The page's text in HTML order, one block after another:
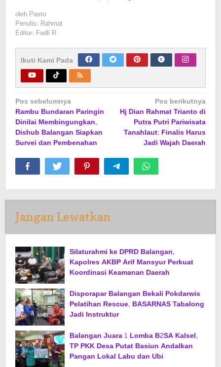
oleh Pasto
Penulis: Rahmat
Editor: Fadli R
Ikuti Kami Pada
Navigasi
pos
Pos sebelumnya
Rambu Bundaran Paringin
Dinilai Membingungkan,
Dishub Balangan Siapkan
Survei dan Pembenahan
Pos berikutnya
Hj Dian Rahmat Trianto di
Putra Putri Pariwisata
Tanahlaut: Finalis Harus
Jadi Wajah Daerah
Jangan Lewatkan
Silaturahmi ke DPRD Balangan,
Kapolres AKBP Arif Mansyur Perkuat
Koordinasi Keamanan Daerah
Disporapar Balangan Bekali Pokdarwis
Pelatihan Rescue, BASARNAS Tabalong
Jadi Instruktur
Balangan Juara 1 Lomba B2SA Kalsel,
TP PKK Desa Putat Basiun Andalkan
Pangan Lokal Labu dan Ubi